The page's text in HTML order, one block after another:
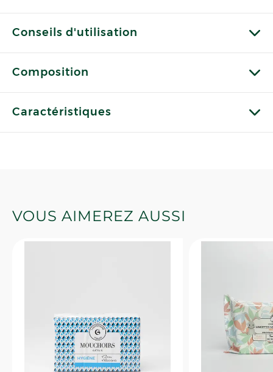
Conseils d'utilisation
Composition
Caractéristiques
VOUS AIMEREZ AUSSI